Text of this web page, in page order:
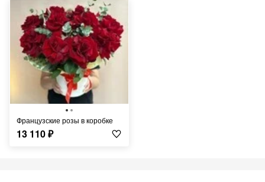
Французские розы в коробке
13 110₽